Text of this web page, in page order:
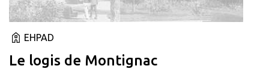
EHPAD
Le logis de Montignac